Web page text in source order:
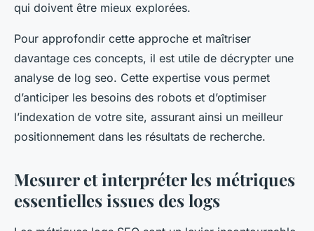
qui doivent être mieux explorées.
Pour approfondir cette approche et maîtriser
davantage ces concepts, il est utile de décrypter une
analyse de log seo. Cette expertise vous permet
d’anticiper les besoins des robots et d’optimiser
l’indexation de votre site, assurant ainsi un meilleur
positionnement dans les résultats de recherche.
Mesurer et interpréter les métriques
essentielles issues des logs